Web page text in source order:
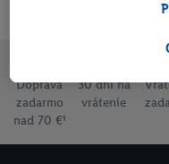
Doprava
zadarmo
nad 70 €¹
30 dní na
vrátenie
aj údaje z vášho
následne si vytvoríte
tiež vytvoriť špeciálny
ktorú tam uvediete, aby